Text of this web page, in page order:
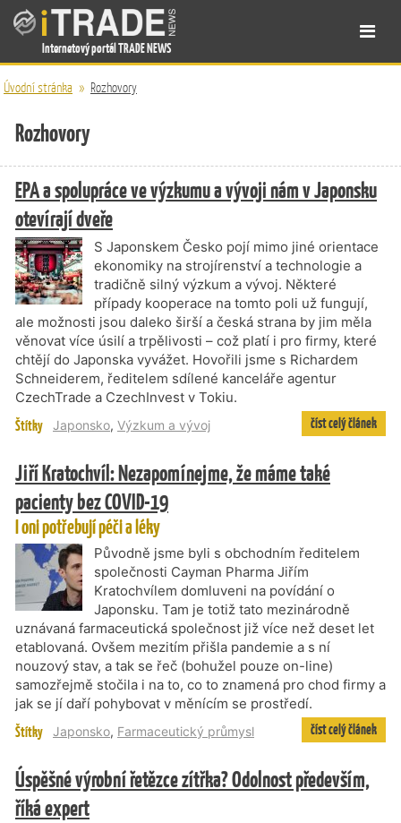
Internetový portál TRADE NEWS
Úvodní stránka » Rozhovory
Rozhovory
EPA a spolupráce ve výzkumu a vývoji nám v Japonsku
otevírají dveře
S Japonskem Česko pojí mimo jiné orientace
ekonomiky na strojírenství a technologie a
tradičně silný výzkum a vývoj. Některé
případy kooperace na tomto poli už fungují,
ale možnosti jsou daleko širší a česká strana by jim měla
věnovat více úsilí a trpělivosti – což platí i pro firmy, které
chtějí do Japonska vyvážet. Hovořili jsme s Richardem
Schneiderem, ředitelem sdílené kanceláře agentur
CzechTrade a CzechInvest v Tokiu.
Štítky Japonsko, Výzkum a vývoj číst celý článek
Jiří Kratochvíl: Nezapomínejme, že máme také
pacienty bez COVID-19
I oni potřebují péči a léky
Původně jsme byli s obchodním ředitelem
společnosti Cayman Pharma Jiřím
Kratochvílem domluveni na povídání o
Japonsku. Tam je totiž tato mezinárodně
uznávaná farmaceutická společnost již více než deset let
etablovaná. Ovšem mezitím přišla pandemie a s ní
nouzový stav, a tak se řeč (bohužel pouze on-line)
samozřejmě stočila i na to, co to znamená pro chod firmy a
jak se jí daří pohybovat v měnícím se prostředí.
Štítky Japonsko, Farmaceutický průmysl číst celý článek
Úspěšné výrobní řetězce zítřka? Odolnost především,
říká expert